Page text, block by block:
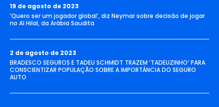
19 de agosto de 2023
‘Quero ser um jogador global’, diz Neymar sobre decisão de jogar
no Al Hilal, da Arábia Saudita
2 de agosto de 2023
BRADESCO SEGUROS E TADEU SCHMIDT TRAZEM ‘TADEUZINHO’ PARA
CONSCIENTIZAR POPULAÇÃO SOBRE A IMPORTÂNCIA DO SEGURO
AUTO